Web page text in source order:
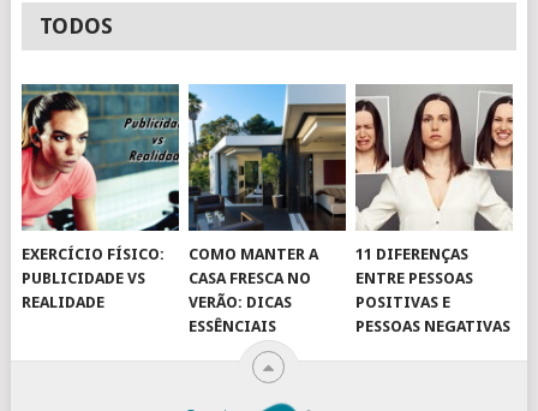
TODOS
EXERCÍCIO FÍSICO:
PUBLICIDADE VS
REALIDADE
COMO MANTER A
CASA FRESCA NO
VERÃO: DICAS
ESSÊNCIAIS
11 DIFERENÇAS
ENTRE PESSOAS
POSITIVAS E
PESSOAS NEGATIVAS